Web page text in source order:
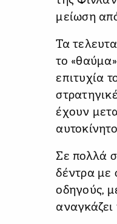
μείωση
Τα
το
επιτυχία
έχουν
Σε πολλά
δέντρα με
οδηγούς,
αναγκάζει